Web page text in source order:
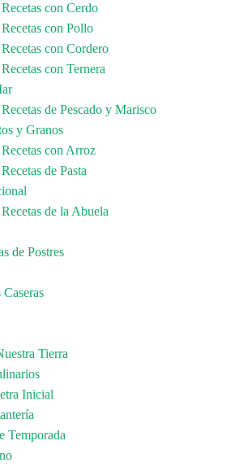
Recetas con Cerdo
Recetas con Pollo
Recetas con Cordero
Recetas con Ternera
Recetas de Pescado y Marisco
y Granos
Recetas con Arroz
Recetas de Pasta
Recetas de la Abuela
de Postres
Caseras
Tierra
Inicial
Temporada